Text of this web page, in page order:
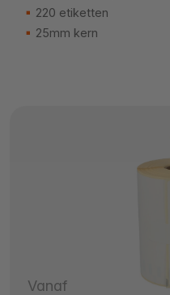
220 etiketten
25mm kern
Vanaf